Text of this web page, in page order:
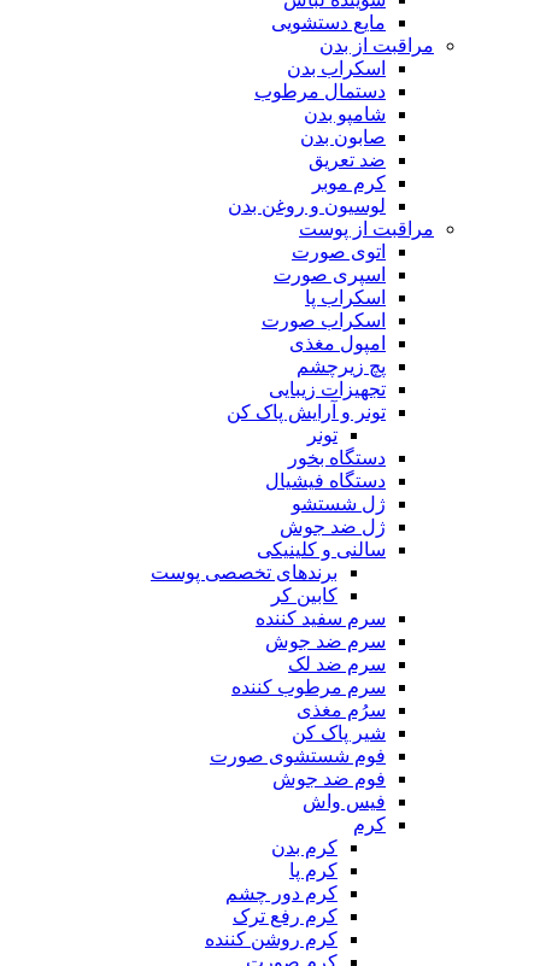
مایع دستشویی
مراقبت از بدن
اسکراب بدن
دستمال مرطوب
شامپو بدن
صابون بدن
ضد تعریق
کرم موبر
لوسیون و روغن بدن
مراقبت از پوست
اتوی صورت
اسپری صورت
اسکراب پا
اسکراب صورت
امپول مغذی
پچ زیرچشم
تجهیزات زیبایی
تونر و آرایش پاک کن
تونر
دستگاه بخور
دستگاه فیشیال
ژل شستشو
ژل ضد جوش
سالنی و کلینیکی
برندهای تخصصی پوست
کابین کر
سرم سفید کننده
سرم ضد جوش
سرم ضد لک
سرم مرطوب کننده
سرُم مغذی
شیر پاک کن
فوم شستشوی صورت
فوم ضد جوش
فیس واش
کرم
کرم بدن
کرم پا
کرم دور چشم
کرم رفع ترک
کرم روشن کننده
کرم صورت